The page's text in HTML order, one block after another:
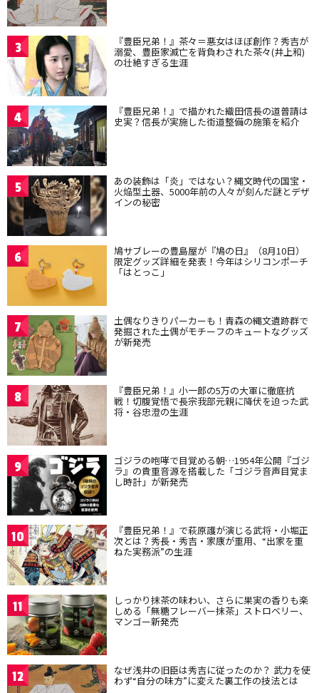
3 『豊臣兄弟！』茶々＝悪女はほぼ創作？秀吉が
溺愛、豊臣家滅亡を背負わされた茶々(井上和)
の壮絶すぎる生涯
4 『豊臣兄弟！』で描かれた織田信長の道普請は
史実？信長が実施した街道整備の施策を紹介
5 あの装飾は「炎」ではない？縄文時代の国宝・
火焔型土器、5000年前の人々が刻んだ謎とデザ
インの秘密
6 鳩サブレーの豊島屋が『鳩の日』（8月10日）
限定グッズ詳細を発表！今年はシリコンポーチ
「はとっこ」
7 土偶なりきりパーカーも！青森の縄文遺跡群で
発掘された土偶がモチーフのキュートなグッズ
が新発売
8 『豊臣兄弟！』小一郎の5万の大軍に徹底抗
戦！切腹覚悟で長宗我部元親に降伏を迫った武
将・谷忠澄の生涯
9 ゴジラの咆哮で目覚める朝…1954年公開『ゴジ
ラ』の貴重音源を搭載した「ゴジラ音声目覚ま
し時計」が新発売
10 『豊臣兄弟！』で萩原護が演じる武将・小堀正
次とは？秀長・秀吉・家康が重用、“出家を重
ねた実務派”の生涯
11 しっかり抹茶の味わい、さらに果実の香りも楽
しめる「無糖フレーバー抹茶」ストロベリー、
マンゴー新発売
12 なぜ浅井の旧臣は秀吉に従ったのか？ 武力を使
わず“自分の味方”に変えた裏工作の技法とは